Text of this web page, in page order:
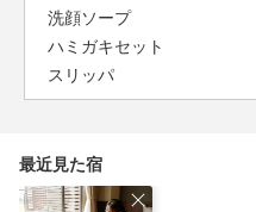
洗顔ソープ
ハミガキセット
スリッパ
最近見た宿